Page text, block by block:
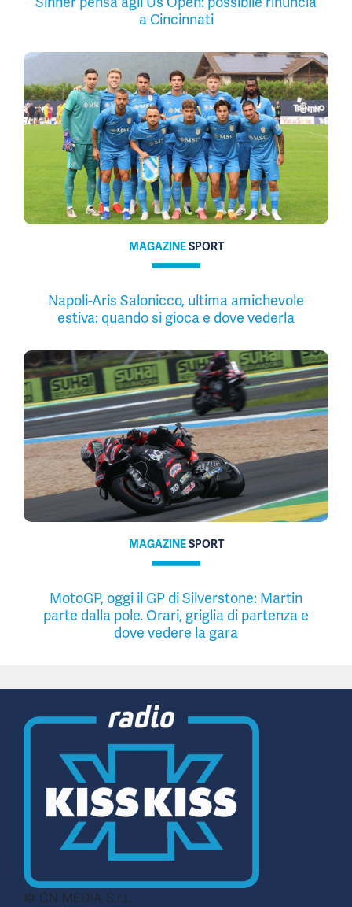
a Cincinnati
MAGAZINESPORT
Napoli-Aris Salonicco, ultima amichevole
estiva: quando si gioca e dove vederla
MAGAZINESPORT
MotoGP, oggi il GP di Silverstone: Martin
parte dalla pole. Orari, griglia di partenza e
dove vedere la gara
© CN MEDIA S.r.l.